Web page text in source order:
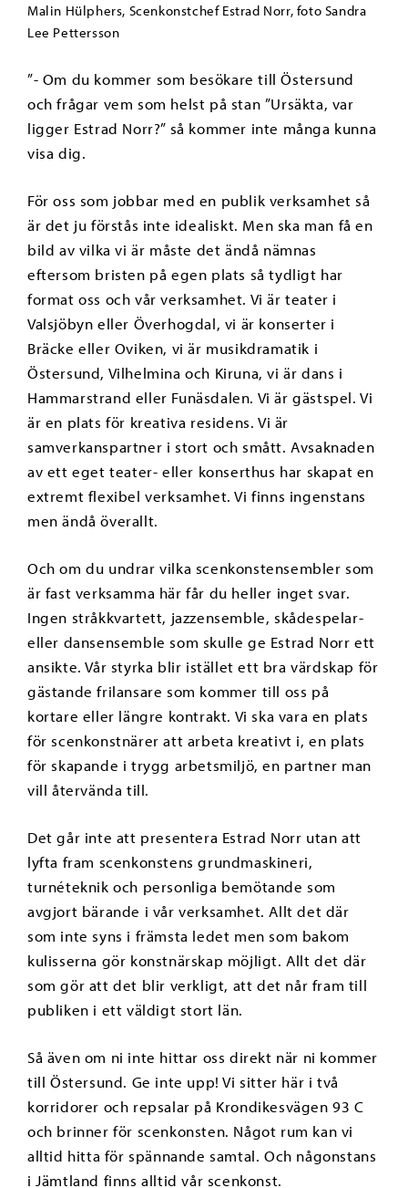
Malin Hülphers, Scenkonstchef Estrad Norr, foto Sandra
Lee Pettersson
”- Om du kommer som besökare till Östersund
och frågar vem som helst på stan ”Ursäkta, var
ligger Estrad Norr?” så kommer inte många kunna
visa dig.
För oss som jobbar med en publik verksamhet så
är det ju förstås inte idealiskt. Men ska man få en
bild av vilka vi är måste det ändå nämnas
eftersom bristen på egen plats så tydligt har
format oss och vår verksamhet. Vi är teater i
Valsjöbyn eller Överhogdal, vi är konserter i
Bräcke eller Oviken, vi är musikdramatik i
Östersund, Vilhelmina och Kiruna, vi är dans i
Hammarstrand eller Funäsdalen. Vi är gästspel. Vi
är en plats för kreativa residens. Vi är
samverkanspartner i stort och smått. Avsaknaden
av ett eget teater- eller konserthus har skapat en
extremt flexibel verksamhet. Vi finns ingenstans
men ändå överallt.
Och om du undrar vilka scenkonstensembler som
är fast verksamma här får du heller inget svar.
Ingen stråkkvartett, jazzensemble, skådespelar-
eller dansensemble som skulle ge Estrad Norr ett
ansikte. Vår styrka blir istället ett bra värdskap för
gästande frilansare som kommer till oss på
kortare eller längre kontrakt. Vi ska vara en plats
för scenkonstnärer att arbeta kreativt i, en plats
för skapande i trygg arbetsmiljö, en partner man
vill återvända till.
Det går inte att presentera Estrad Norr utan att
lyfta fram scenkonstens grundmaskineri,
turnéteknik och personliga bemötande som
avgjort bärande i vår verksamhet. Allt det där
som inte syns i främsta ledet men som bakom
kulisserna gör konstnärskap möjligt. Allt det där
som gör att det blir verkligt, att det når fram till
publiken i ett väldigt stort län.
Så även om ni inte hittar oss direkt när ni kommer
till Östersund. Ge inte upp! Vi sitter här i två
korridorer och repsalar på Krondikesvägen 93 C
och brinner för scenkonsten. Något rum kan vi
alltid hitta för spännande samtal. Och någonstans
i Jämtland finns alltid vår scenkonst.